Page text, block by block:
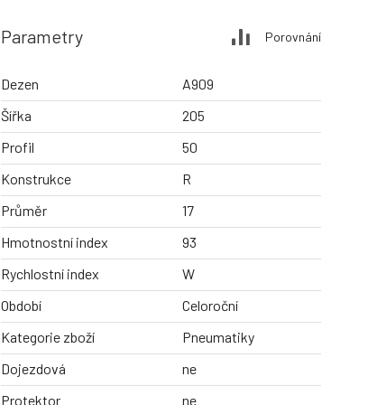
Parametry Porovnání
Dezen
A909
Šířka
205
Profil
50
Konstrukce
R
Průměr
17
Hmotnostní index
93
Rychlostní index
W
Období
Celoroční
Kategorie zboží
Pneumatiky
Dojezdová
ne
Protektor
ne